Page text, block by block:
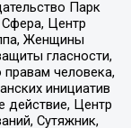
Парк
Центр
Женщины
гласности,
человека,
инициатив
действие, Центр
Сутяжник,